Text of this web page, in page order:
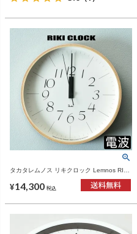
タカタレムノス リキクロック Lemnos RIKI
け時計
¥14,300 税込